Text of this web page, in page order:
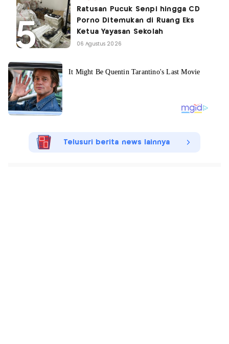
Ratusan Pucuk Senpi hingga CD
Porno Ditemukan di Ruang Eks
Ketua Yayasan Sekolah
06 Agustus 2026
Telusuri berita news lainnya